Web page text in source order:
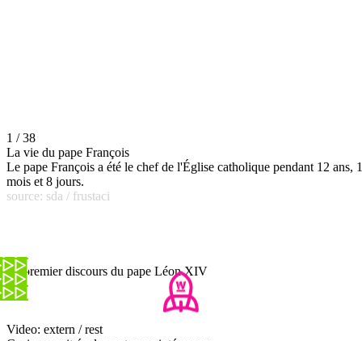
1 / 38
La vie du pape François
Le pape François a été le chef de l'Église catholique pendant 12 ans, 1
mois et 8 jours.
source: sda / frustaci
Le premier discours du pape Léon XIV
Video: extern / rest